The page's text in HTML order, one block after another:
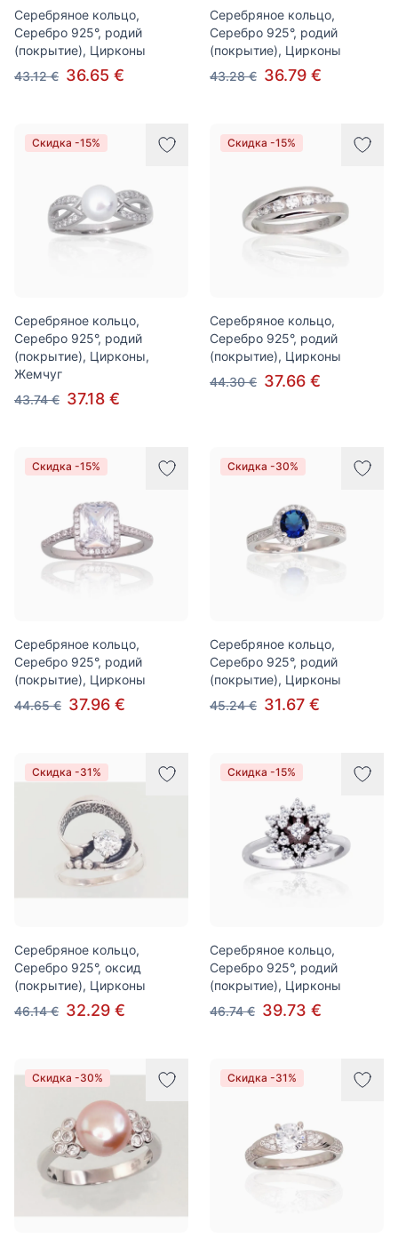
Серебряное кольцо,
Серебро 925°, родий
(покрытие), Цирконы
43.12 € 36.65 €
Серебряное кольцо,
Серебро 925°, родий
(покрытие), Цирконы
43.28 € 36.79 €
Скидка -15%
Серебряное кольцо,
Серебро 925°, родий
(покрытие), Цирконы,
Жемчуг
43.74 € 37.18 €
Скидка -15%
Серебряное кольцо,
Серебро 925°, родий
(покрытие), Цирконы
44.30 € 37.66 €
Скидка -15%
Серебряное кольцо,
Серебро 925°, родий
(покрытие), Цирконы
44.65 € 37.96 €
Скидка -30%
Серебряное кольцо,
Серебро 925°, родий
(покрытие), Цирконы
45.24 € 31.67 €
Скидка -31%
Серебряное кольцо,
Серебро 925°, оксид
(покрытие), Цирконы
46.14 € 32.29 €
Скидка -15%
Серебряное кольцо,
Серебро 925°, родий
(покрытие), Цирконы
46.74 € 39.73 €
Скидка -30% Скидка -31%